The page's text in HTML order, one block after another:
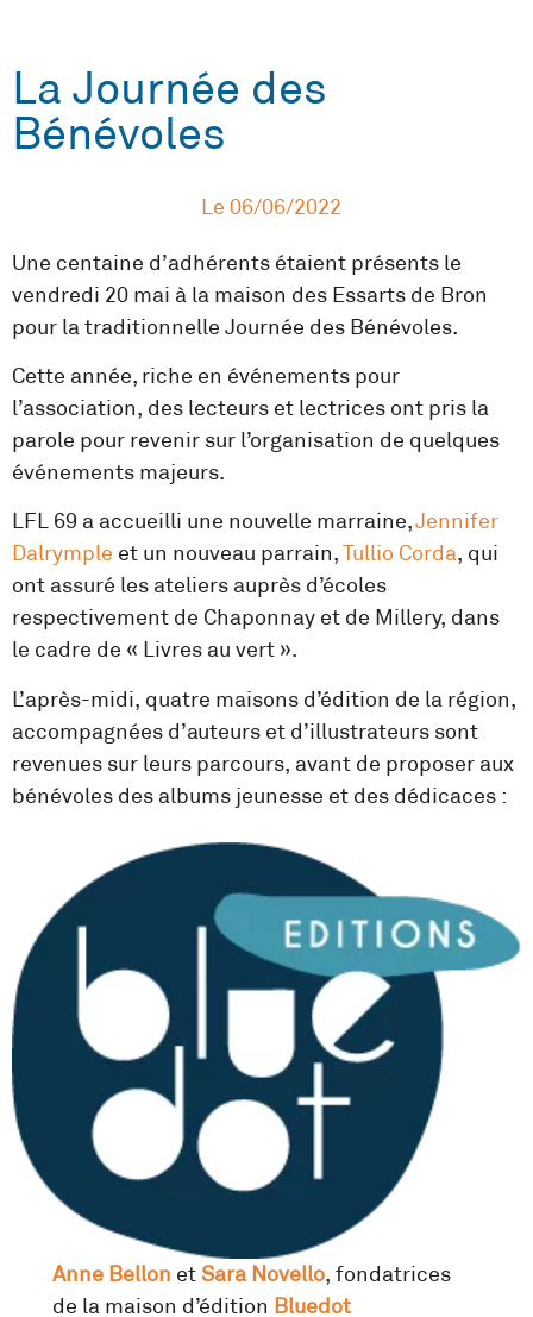
La Journée des
Bénévoles
Le 06/06/2022
Une centaine d’adhérents étaient présents le
vendredi 20 mai à la maison des Essarts de Bron
pour la traditionnelle Journée des Bénévoles.
Cette année, riche en événements pour
l’association, des lecteurs et lectrices ont pris la
parole pour revenir sur l’organisation de quelques
événements majeurs.
LFL 69 a accueilli une nouvelle marraine,Jennifer
Dalrymple et un nouveau parrain,Tullio Corda, qui
ont assuré les ateliers auprès d’écoles
respectivement de Chaponnay et de Millery, dans
le cadre de « Livres au vert ».
L’après-midi, quatre maisons d’édition de la région,
accompagnées d’auteurs et d’illustrateurs sont
revenues sur leurs parcours, avant de proposer aux
bénévoles des albums jeunesse et des dédicaces :
Anne Bellon et Sara Novello, fondatrices
de la maison d’édition Bluedot